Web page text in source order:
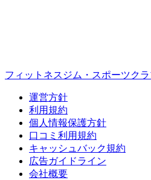
フィットネスジム・スポーツク
運営方針
利用規約
個人情報保護方針
口コミ利用規約
キャッシュバック規約
広告ガイドライン
会社概要